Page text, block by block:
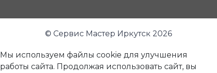
© Сервис Мастер Иркутск 2026
Мы используем файлы cookie для улучшения
работы сайта. Продолжая использовать сайт, вы